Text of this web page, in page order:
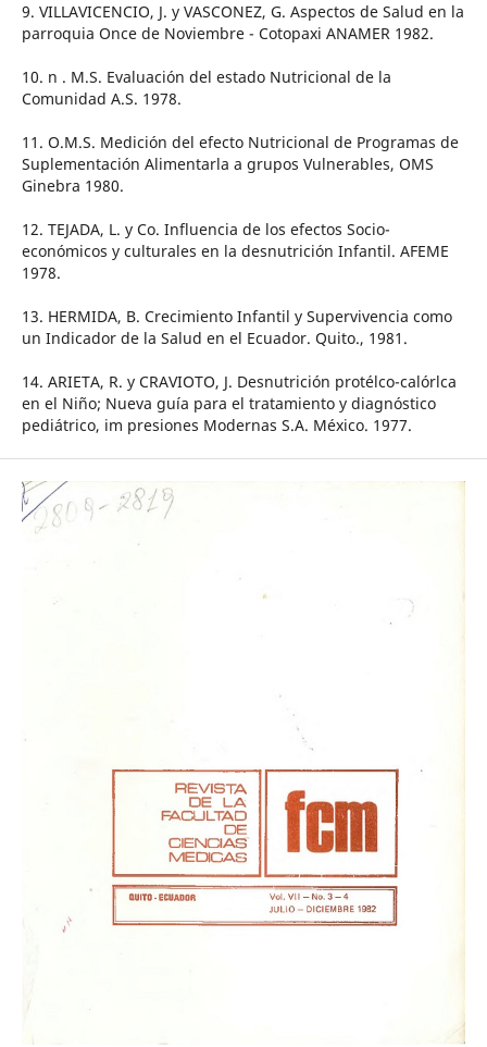
9. VILLAVICENCIO, J. y VASCONEZ, G. Aspectos de Salud en la
parroquia Once de Noviembre - Cotopaxi ANAMER 1982.
10. n . M.S. Evaluación del estado Nutricional de la
Comunidad A.S. 1978.
11. O.M.S. Medición del efecto Nutricional de Programas de
Suplementación Alimentarla a grupos Vulnerables, OMS
Ginebra 1980.
12. TEJADA, L. y Co. Influencia de los efectos Socio-
económicos y culturales en la desnutrición Infantil. AFEME
1978.
13. HERMIDA, B. Crecimiento Infantil y Supervivencia como
un Indicador de la Salud en el Ecuador. Quito., 1981.
14. ARIETA, R. y CRAVIOTO, J. Desnutrición protélco-calórlca
en el Niño; Nueva guía para el tratamiento y diagnóstico
pediátrico, im presiones Modernas S.A. México. 1977.